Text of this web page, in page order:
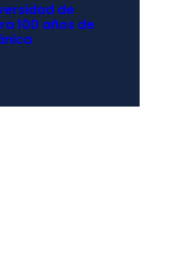
de
100 años de